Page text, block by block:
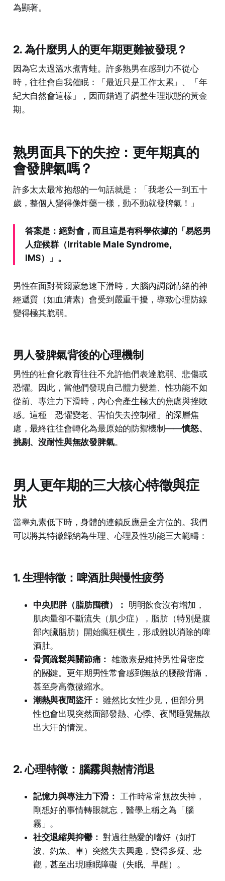
為顯著。
2. 為什麼男人的更年期更難被發現？
因為它太過溫水煮青蛙。許多熟男在感到力不從心
時，往往會自我催眠：「最近只是工作太累」、「年
紀大自然會這樣」，因而錯過了調整生理狀態的黃金
期。
熟男面具下的失控：更年期真的
會發脾氣嗎？
許多太太最常抱怨的一句話就是：「我老公一到五十
歲，整個人變得像炸藥一樣，動不動就發脾氣！」
答案是：絕對會，而且這是有科學依據的「易怒男
人症候群（Irritable Male Syndrome,
IMS）」。
男性在面對荷爾蒙急速下滑時，大腦內調節情緒的神
經遞質（如血清素）會受到嚴重干擾，導致心理防線
變得極其脆弱。
男人發脾氣背後的心理機制
男性的社會化教育往往不允許他們表達脆弱、悲傷或
恐懼。因此，當他們發現自己體力變差、性功能不如
從前、專注力下滑時，內心會產生極大的焦慮與挫敗
感。這種「恐懼變老、害怕失去控制權」的深層焦
慮，最終往往會轉化為最原始的防禦機制——憤怒、
挑剔、沒耐性與無故發脾氣。
男人更年期的三大核心特徵與症
狀
當睾丸素低下時，身體的連鎖反應是全方位的。我們
可以將其特徵歸納為生理、心理及性功能三大範疇：
1. 生理特徵：啤酒肚與慢性疲勞
中央肥胖（脂肪囤積）： 明明飲食沒有增加，
肌肉量卻不斷流失（肌少症），脂肪（特別是腹
部內臟脂肪）開始瘋狂橫生，形成難以消除的啤
酒肚。
骨質疏鬆與關節痛： 雄激素是維持男性骨密度
的關鍵。更年期男性常會感到無故的腰酸背痛，
甚至身高微微縮水。
潮熱與夜間盜汗： 雖然比女性少見，但部分男
性也會出現突然面部發熱、心悸、夜間睡覺無故
出大汗的情況。
2. 心理特徵：腦霧與熱情消退
記憶力與專注力下滑： 工作時常常無故失神，
剛想好的事情轉眼就忘，醫學上稱之為「腦
霧」。
社交退縮與抑鬱： 對過往熱愛的嗜好（如打
波、釣魚、車）突然失去興趣，變得多疑、悲
觀，甚至出現睡眠障礙（失眠、早醒）。